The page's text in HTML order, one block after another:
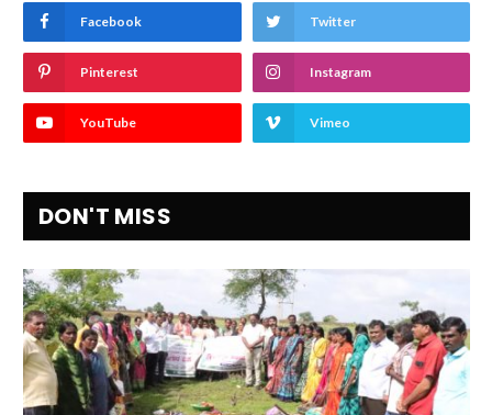
Facebook Twitter
Pinterest Instagram
YouTube Vimeo
DON'T MISS